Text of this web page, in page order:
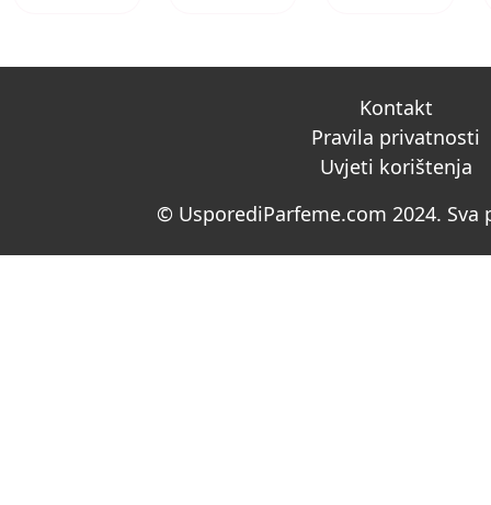
Kontakt
Pravila privatnosti
Uvjeti korištenja
© UsporediParfeme.com 2024. Sva